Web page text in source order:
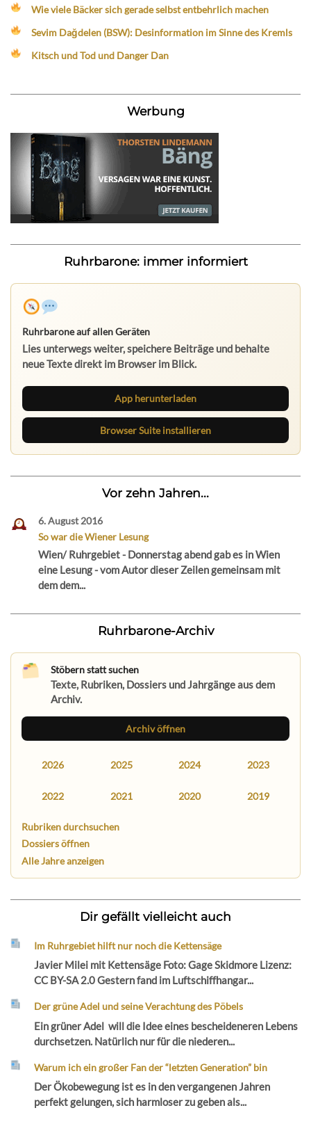
Wie viele Bäcker sich gerade selbst entbehrlich machen
Sevim Dağdelen (BSW): Desinformation im Sinne des Kremls
Kitsch und Tod und Danger Dan
Werbung
Ruhrbarone: immer informiert
Ruhrbarone auf allen Geräten
Lies unterwegs weiter, speichere Beiträge und behalte
neue Texte direkt im Browser im Blick.
App herunterladen
Browser Suite installieren
Vor zehn Jahren...
6. August 2016
So war die Wiener Lesung
Wien/ Ruhrgebiet - Donnerstag abend gab es in Wien
eine Lesung - vom Autor dieser Zeilen gemeinsam mit
dem dem...
Ruhrbarone-Archiv
Stöbern statt suchen
Texte, Rubriken, Dossiers und Jahrgänge aus dem
Archiv.
Archiv öffnen
2026 2025 2024 2023
2022 2021 2020 2019
Rubriken durchsuchen
Dossiers öffnen
Alle Jahre anzeigen
Dir gefällt vielleicht auch
Im Ruhrgebiet hilft nur noch die Kettensäge
Javier Milei mit Kettensäge Foto: Gage Skidmore Lizenz:
CC BY-SA 2.0 Gestern fand im Luftschiffhangar...
Der grüne Adel und seine Verachtung des Pöbels
Ein grüner Adel will die Idee eines bescheideneren Lebens
durchsetzen. Natürlich nur für die niederen...
Warum ich ein großer Fan der “letzten Generation” bin
Der Ökobewegung ist es in den vergangenen Jahren
perfekt gelungen, sich harmloser zu geben als...